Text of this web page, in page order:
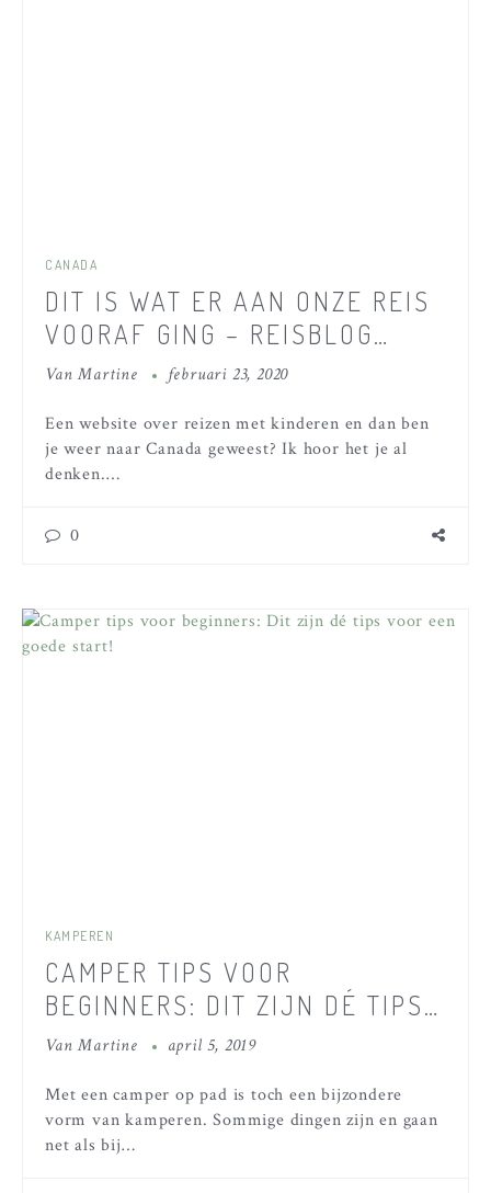
CANADA
DIT IS WAT ER AAN ONZE REIS
VOORAF GING – REISBLOG
WEST CANADA
VanMartine februari 23, 2020
Een website over reizen met kinderen en dan ben
je weer naar Canada geweest? Ik hoor het je al
denken.…
0
KAMPEREN
CAMPER TIPS VOOR
BEGINNERS: DIT ZIJN DÉ TIPS
VOOR EEN GOEDE START!
VanMartine april 5, 2019
Met een camper op pad is toch een bijzondere
vorm van kamperen. Sommige dingen zijn en gaan
net als bij…